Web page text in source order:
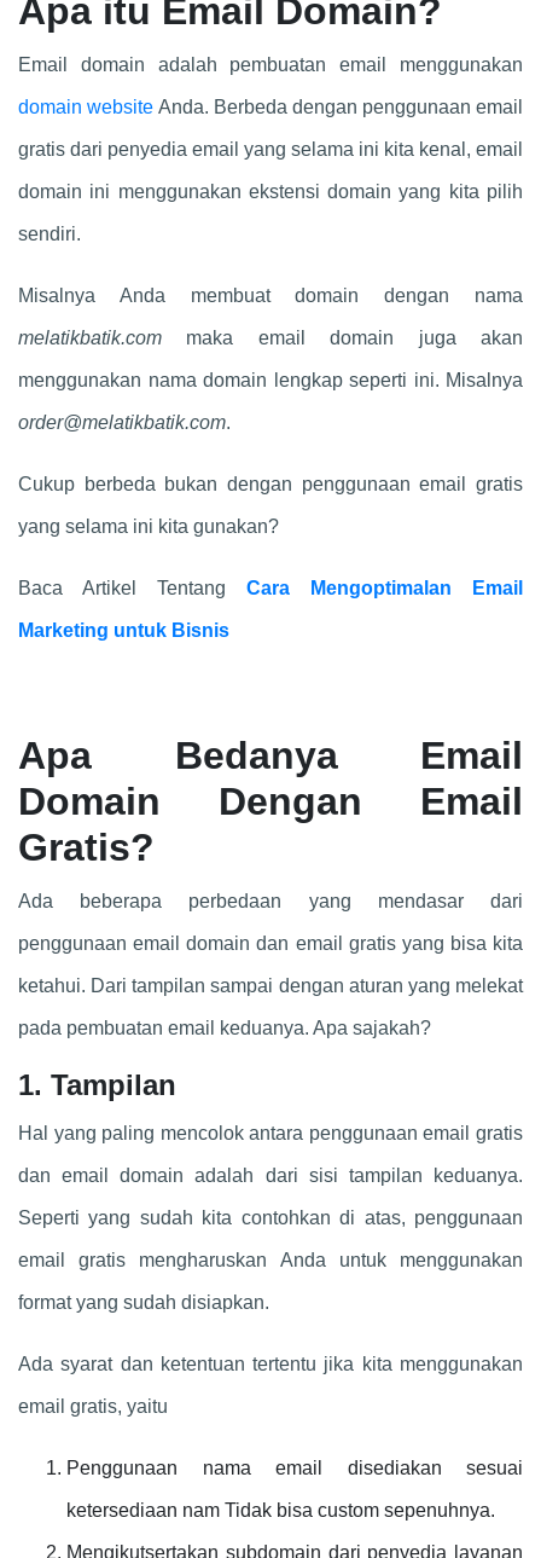
Apa itu Email Domain?
Email domain adalah pembuatan email menggunakan
domain website Anda. Berbeda dengan penggunaan email
gratis dari penyedia email yang selama ini kita kenal, email
domain ini menggunakan ekstensi domain yang kita pilih
sendiri.
Misalnya Anda membuat domain dengan nama
melatikbatik.com maka email domain juga akan
menggunakan nama domain lengkap seperti ini. Misalnya
order@melatikbatik.com.
Cukup berbeda bukan dengan penggunaan email gratis
yang selama ini kita gunakan?
Baca Artikel Tentang Cara Mengoptimalan Email
Marketing untuk Bisnis
Apa Bedanya Email
Domain Dengan Email
Gratis?
Ada beberapa perbedaan yang mendasar dari
penggunaan email domain dan email gratis yang bisa kita
ketahui. Dari tampilan sampai dengan aturan yang melekat
pada pembuatan email keduanya. Apa sajakah?
1. Tampilan
Hal yang paling mencolok antara penggunaan email gratis
dan email domain adalah dari sisi tampilan keduanya.
Seperti yang sudah kita contohkan di atas, penggunaan
email gratis mengharuskan Anda untuk menggunakan
format yang sudah disiapkan.
Ada syarat dan ketentuan tertentu jika kita menggunakan
email gratis, yaitu
Penggunaan nama email disediakan sesuai
ketersediaan nam Tidak bisa custom sepenuhnya.
Mengikutsertakan subdomain dari penyedia layanan